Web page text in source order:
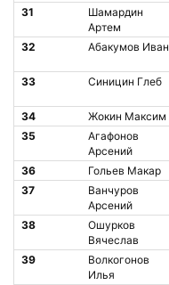
31
Шамардин
Артем
32 Абакумов Иван
33 Синицин Глеб
34 Жокин Максим
35
Агафонов
Арсений
36 Гольев Макар
37
Ванчуров
Арсений
38
Ошурков
Вячеслав
39
Волкогонов
Илья